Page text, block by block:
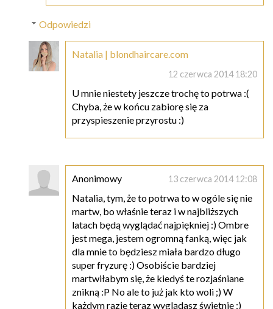
Odpowiedzi
Natalia | blondhaircare.com
12 czerwca 2014 18:20
U mnie niestety jeszcze trochę to potrwa :(
Chyba, że w końcu zabiorę się za
przyspieszenie przyrostu :)
Anonimowy 13 czerwca 2014 12:08
Natalia, tym, że to potrwa to w ogóle się nie
martw, bo właśnie teraz i w najbliższych
latach będą wyglądać najpiękniej :) Ombre
jest mega, jestem ogromną fanką, więc jak
dla mnie to będziesz miała bardzo długo
super fryzurę :) Osobiście bardziej
martwiłabym się, że kiedyś te rozjaśniane
znikną :P No ale to już jak kto woli ;) W
każdym razie teraz wyglądasz świetnie :)